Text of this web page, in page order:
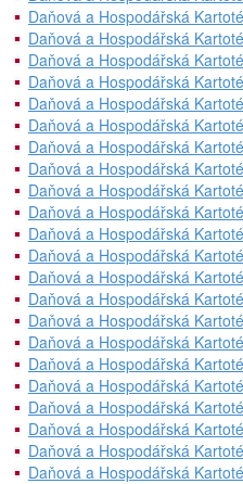
Daňová a Hospodářská
Daňová a Hospodářská
Daňová a Hospodářská
Daňová a Hospodářská
Daňová a Hospodářská
Daňová a Hospodářská
Daňová a Hospodářská
Daňová a Hospodářská
Daňová a Hospodářská
Daňová a Hospodářská
Daňová a Hospodářská
Daňová a Hospodářská
Daňová a Hospodářská
Daňová a Hospodářská
Daňová a Hospodářská
Daňová a Hospodářská
Daňová a Hospodářská
Daňová a Hospodářská
Daňová a Hospodářská
Daňová a Hospodářská
Daňová a Hospodářská
Daňová a Hospodářská